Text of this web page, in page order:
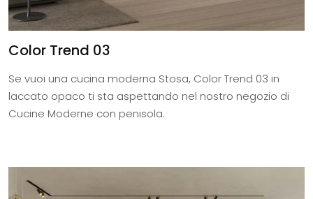
Color Trend 03
Se vuoi una cucina moderna Stosa, Color Trend 03 in
laccato opaco ti sta aspettando nel nostro negozio di
Cucine Moderne con penisola.